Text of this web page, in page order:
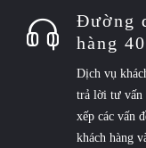
Đường
hàng
Dịch vụ
trả lời tư vấn
xếp các vấn
khách hàng